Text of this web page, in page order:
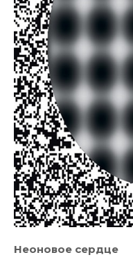
Неоновое сердце